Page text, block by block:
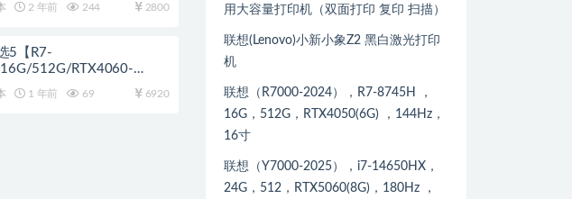
2 年前 244 2800
5【R7-
512G/RTX4060-
1 年前 69 6920
用大容量打印机（双面打印 复印 扫描）
联想(Lenovo)小新小象Z2 黑白激光打印
机
联想（R7000-2024），R7-8745H ，
16G，512G，RTX4050(6G) ，144Hz，
16寸
联想（Y7000-2025），i7-14650HX，
24G，512，RTX5060(8G)，180Hz ，